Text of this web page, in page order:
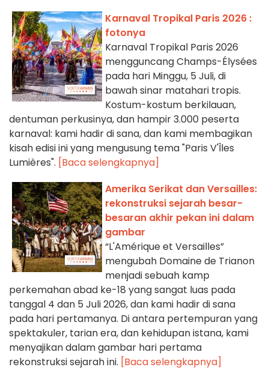
Karnaval Tropikal Paris 2026 :
fotonya
Karnaval Tropikal Paris 2026
mengguncang Champs-Élysées
pada hari Minggu, 5 Juli, di
bawah sinar matahari tropis.
Kostum-kostum berkilauan,
dentuman perkusinya, dan hampir 3.000 peserta
karnaval: kami hadir di sana, dan kami membagikan
kisah edisi ini yang mengusung tema "Paris V'Îles
Lumières". [Baca selengkapnya]
Amerika Serikat dan Versailles:
rekonstruksi sejarah besar-
besaran akhir pekan ini dalam
gambar
“L'Amérique et Versailles”
mengubah Domaine de Trianon
menjadi sebuah kamp
perkemahan abad ke-18 yang sangat luas pada
tanggal 4 dan 5 Juli 2026, dan kami hadir di sana
pada hari pertamanya. Di antara pertempuran yang
spektakuler, tarian era, dan kehidupan istana, kami
menyajikan dalam gambar hari pertama
rekonstruksi sejarah ini. [Baca selengkapnya]